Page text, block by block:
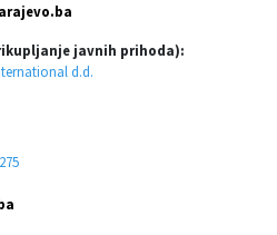
javnih prihoda):
d.d.